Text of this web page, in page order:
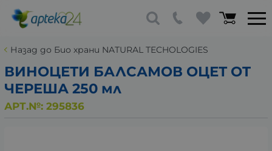
Назад до Био храни NATURAL TECHOLOGIES
ВИНОЦЕТИ БАЛСАМОВ ОЦЕТ OT
ЧЕРЕША 250 мл
АРТ.№: 295836